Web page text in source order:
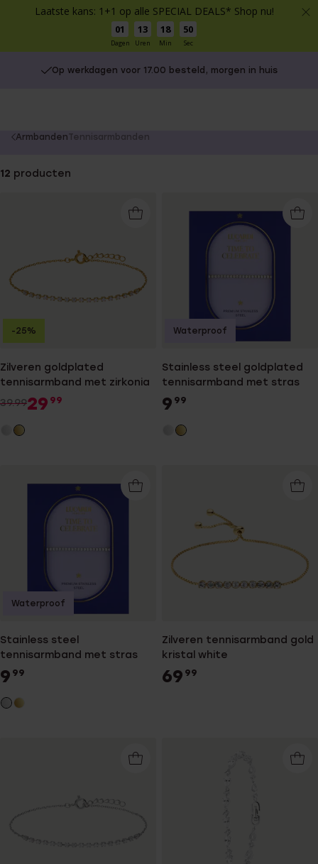
Laatste kans: 1+1 op alle SPECIAL DEALS* Shop nu!
01
Dagen
13
Uren
18
Min
50
Sec
Op werkdagen voor 17.00 besteld, morgen in huis
You
here:
ArmbandenTennisarmbanden
12 producten
Zilveren goldplated
tennisarmband met zirkonia
39.9929 99
-25%
Stainless steel goldplated
tennisarmband met stras
9 99
Waterproof
Stainless steel
tennisarmband met stras
9 99
Waterproof
Zilveren tennisarmband gold
kristal white
69 99